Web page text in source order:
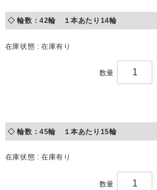
◇ 輪数：42輪 １本あたり14輪
在庫状態 : 在庫有り
数量
◇ 輪数：45輪 １本あたり15輪
在庫状態 : 在庫有り
数量